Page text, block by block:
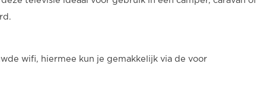
wifi, hiermee kun je gemakkelijk via de voor